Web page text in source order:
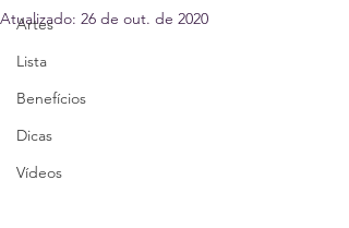
Artes
Lista
Benefícios
Dicas
Vídeos
Atualizado: 26 de out. de 2020